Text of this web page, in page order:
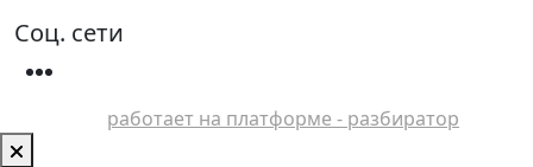
Соц. сети
работает на платформе - разбиратор